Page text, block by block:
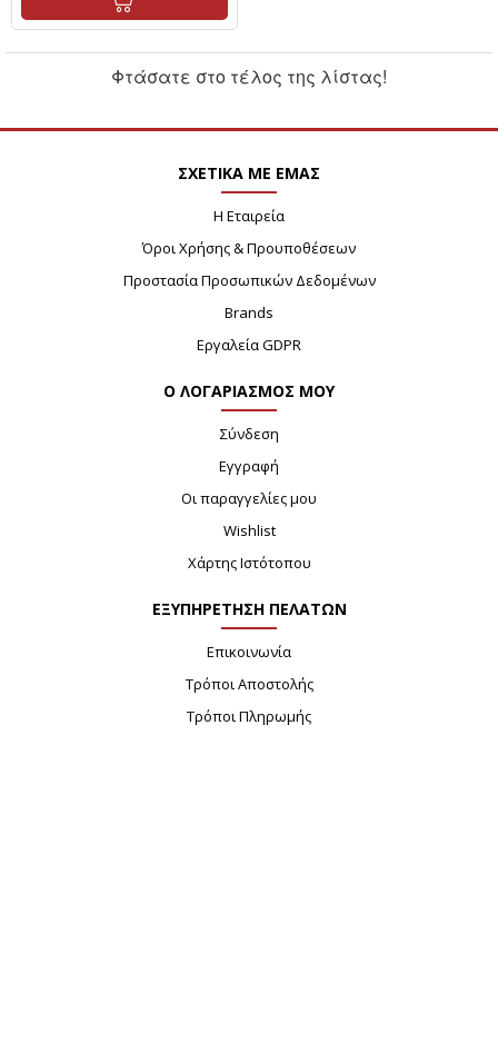
Φτάσατε στο τέλος της λίστας!
ΣΧΕΤΙΚΑ ΜΕ ΕΜΑΣ
Η Εταιρεία
Όροι Χρήσης & Προυποθέσεων
Προστασία Προσωπικών Δεδομένων
Brands
Εργαλεία GDPR
Ο ΛΟΓΑΡΙΑΣΜΟΣ ΜΟΥ
Σύνδεση
Εγγραφή
Οι παραγγελίες μου
Wishlist
Χάρτης Ιστότοπου
ΕΞΥΠΗΡΕΤΗΣΗ ΠΕΛΑΤΩΝ
Επικοινωνία
Τρόποι Αποστολής
Τρόποι Πληρωμής